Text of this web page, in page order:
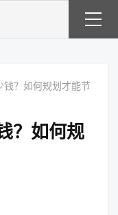
钱？如何规划才能节
？如何规